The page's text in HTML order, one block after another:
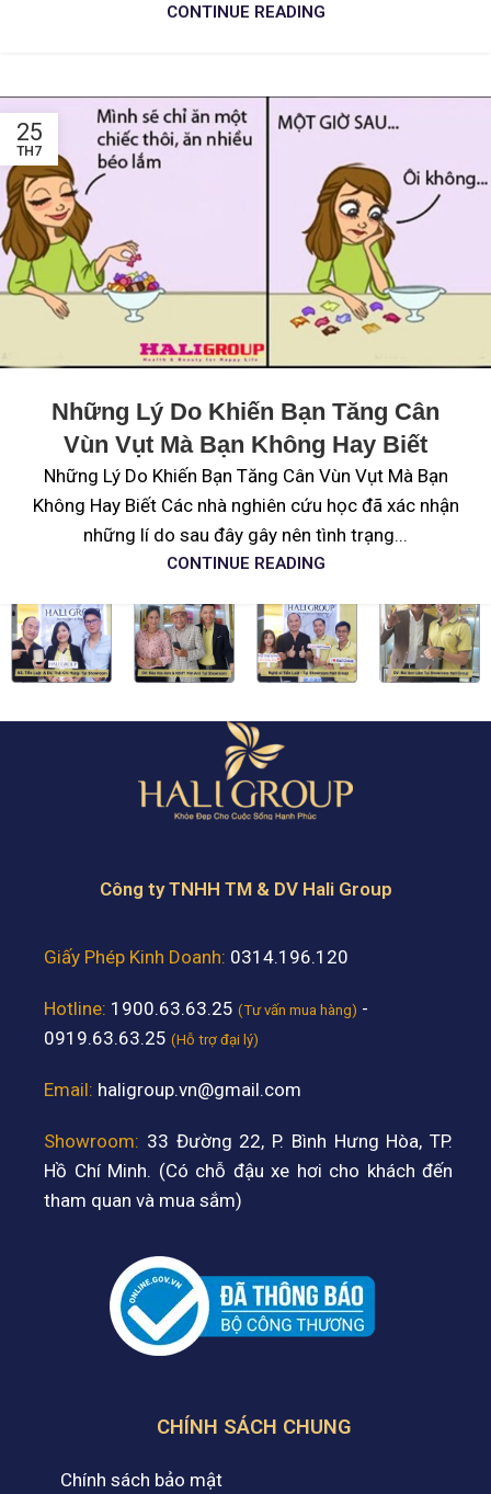
CONTINUE READING
25
TH7
Những Lý Do Khiến Bạn Tăng Cân
Vùn Vụt Mà Bạn Không Hay Biết
Những Lý Do Khiến Bạn Tăng Cân Vùn Vụt Mà Bạn
Không Hay Biết Các nhà nghiên cứu học đã xác nhận
những lí do sau đây gây nên tình trạng...
CONTINUE READING
Công ty TNHH TM & DV Hali Group
Giấy Phép Kinh Doanh: 0314.196.120
Hotline: 1900.63.63.25 (Tư vấn mua hàng) -
0919.63.63.25 (Hỗ trợ đại lý)
Email: haligroup.vn@gmail.com
Showroom: 33 Đường 22, P. Bình Hưng Hòa, TP.
Hồ Chí Minh. (Có chỗ đậu xe hơi cho khách đến
tham quan và mua sắm)
CHÍNH SÁCH CHUNG
Chính sách bảo mật